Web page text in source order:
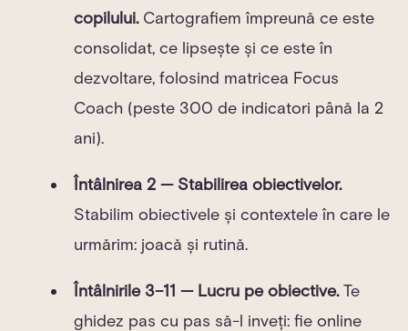
copilului.Cartografiem împreună ce este
consolidat, ce lipsește și ce este în
dezvoltare, folosind matricea Focus
Coach (peste 300 de indicatori până la 2
ani).
Întâlnirea 2 — Stabilirea obiectivelor.
Stabilim obiectivele și contextele în care le
urmărim: joacă și rutină.
Întâlnirile 3–11 — Lucru pe obiective.Te
ghidez pas cu pas să-l inveți: fie online